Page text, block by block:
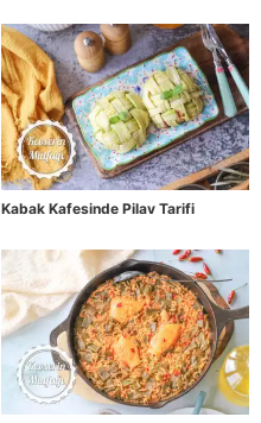
Kabak Kafesinde Pilav Tarifi